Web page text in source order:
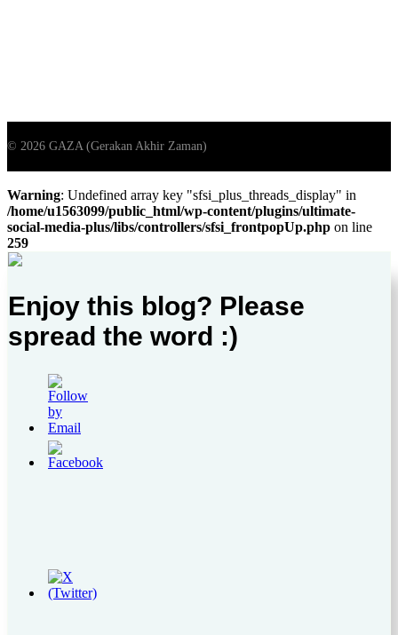
Warning: Undefined array key "sfsi_plus_threads_display" in
/home/u1563099/public_html/wp-content/plugins/ultimate-
social-media-plus/libs/controllers/sfsi_frontpopUp.php on line
259
Enjoy this blog? Please
spread the word :)